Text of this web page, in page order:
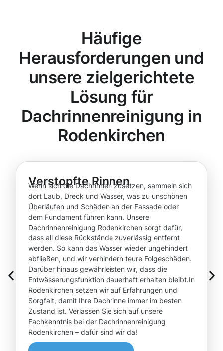
Häufige
Herausforderungen und
unsere zielgerichtete
Lösung für
Dachrinnenreinigung in
Rodenkirchen
Verstopfte Rinnen
Wenn sich die Dachrinnen zusetzen, sammeln sich
dort Laub, Dreck und Wasser, was zu unschönen
Überläufen und Schäden an der Fassade oder
dem Fundament führen kann. Unsere
Dachrinnenreinigung Rodenkirchen sorgt dafür,
dass all diese Rückstände zuverlässig entfernt
werden. So kann das Wasser wieder ungehindert
abfließen, und wir verhindern teure Folgeschäden.
Darüber hinaus gewährleisten wir, dass die
Entwässerungsfunktion dauerhaft erhalten bleibt.In
Rodenkirchen setzen wir auf Erfahrungen und
Sorgfalt, damit Ihre Dachrinne immer im besten
Zustand ist. Verlassen Sie sich auf unsere
Fachkenntnis bei der Dachrinnenreinigung
Rodenkirchen – dafür sind wir da!